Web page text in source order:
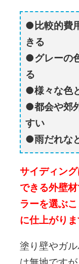
比較的費
きる
グレーの
る
様々な色
都会や郊
すい
雨だれな
サイディン
できる外壁
ラーを選ぶ
に仕上がりま
塗り壁やガ